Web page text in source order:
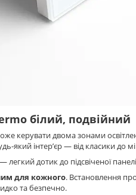
білий, подвійний
керувати двома зонами
який інтер’єр — від класики до
дотик до підсвіченої
для кожного. Встановлення
та безпечно.